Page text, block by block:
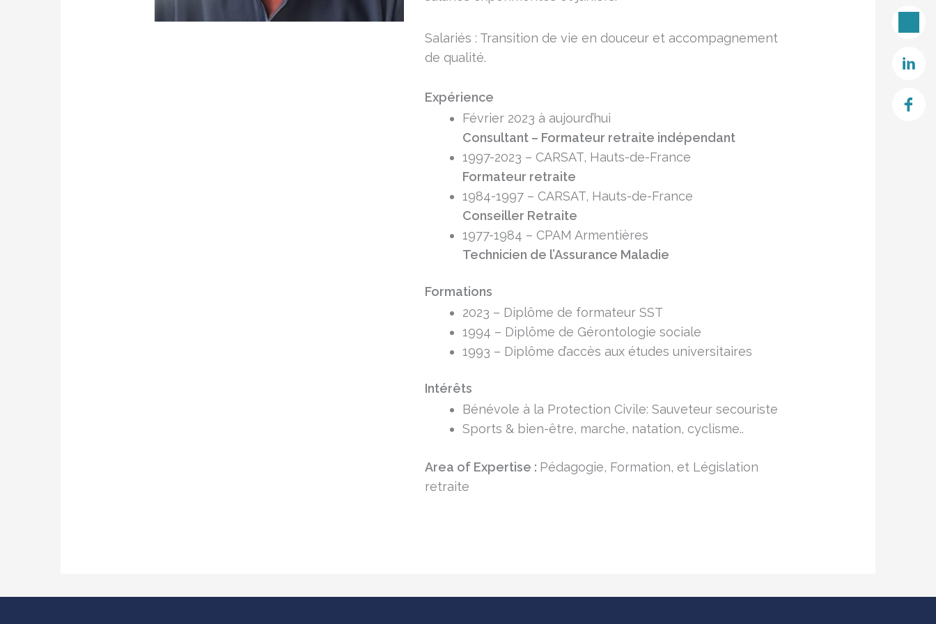
Salariés : Transition de vie en douceur et accompagnement
de qualité.
Expérience
Février 2023 à aujourd’hui
Consultant – Formateur retraite indépendant
1997-2023 – CARSAT, Hauts-de-France
Formateur retraite
1984-1997 – CARSAT, Hauts-de-France
Conseiller Retraite
1977-1984 – CPAM Armentières
Technicien de l’Assurance Maladie
Formations
2023 – Diplôme de formateur SST
1994 – Diplôme de Gérontologie sociale
1993 – Diplôme d’accès aux études universitaires
Intérêts
Bénévole à la Protection Civile: Sauveteur secouriste
Sports & bien-être, marche, natation, cyclisme..
Area of Expertise : Pédagogie, Formation, et Législation
retraite